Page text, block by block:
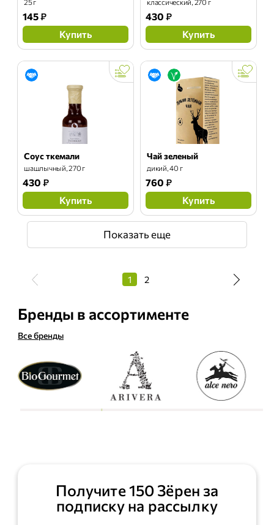
25 г
145₽
Купить
классический, 270 г
430 ₽
Купить
Соус ткемали
шашлычный, 270 г
430 ₽
Купить
Чай зеленый
дикий, 40 г
760 ₽
Купить
Показать еще
1 2
Бренды в ассортименте
Все бренды
Получите 150 Зёрен за
подписку на рассылку